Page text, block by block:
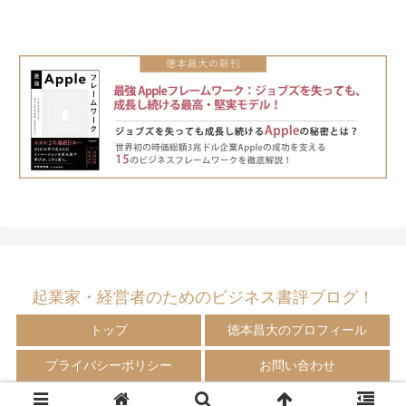
起業家・経営者のためのビジネス書評ブログ！
トップ 徳本昌大のプロフィール
プライバシーポリシー お問い合わせ
© 2009-2024 徳本昌大の書評ブログ！